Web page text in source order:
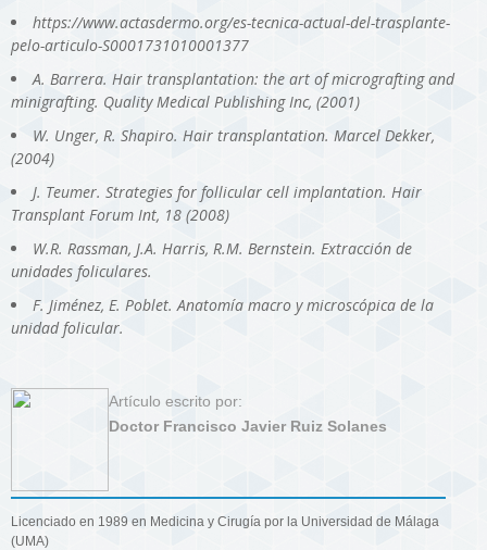
https://www.actasdermo.org/es-tecnica-actual-del-trasplante-
pelo-articulo-S0001731010001377
A. Barrera. Hair transplantation: the art of micrografting and
minigrafting. Quality Medical Publishing Inc, (2001)
W. Unger, R. Shapiro. Hair transplantation. Marcel Dekker,
(2004)
J. Teumer. Strategies for follicular cell implantation. Hair
Transplant Forum Int, 18 (2008)
W.R. Rassman, J.A. Harris, R.M. Bernstein. Extracción de
unidades foliculares.
F. Jiménez, E. Poblet. Anatomía macro y microscópica de la
unidad folicular.
Artículo escrito por:
Doctor Francisco Javier Ruiz Solanes
Licenciado en 1989 en Medicina y Cirugía por la Universidad de Málaga
(UMA)